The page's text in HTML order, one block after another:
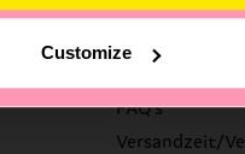
CustomizeHilfe
FAQ's
Versandzeit/